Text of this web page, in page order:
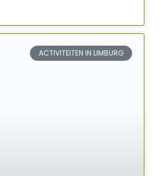
ACTIVITEITEN IN LIMBURG